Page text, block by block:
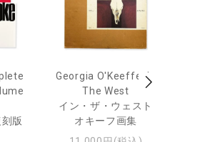
版
Georgia O'Keeffe: In
The West
イン・ザ・ウェスト
オキーフ画集